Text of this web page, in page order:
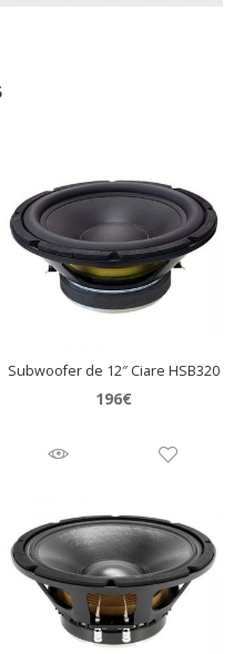
Subwoofer de 12″ Ciare HSB320
196€